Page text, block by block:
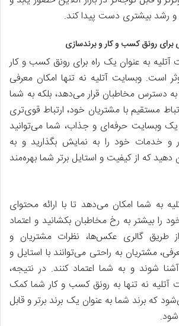
رشد بیشتری دست پیدا کند.
برای رونق کسب و کار و برندسازی
به عنوان یک راه برای رونق کسب و کار
است. وبسایت آتلیه نه تنها امکان معرفی
دسترس مخاطبان قرار می‌دهد، بلکه به شما
مستقیم با مشتریان خود، ارتباط قوی‌تری
یک وبسایت حرفه‌ای و جذاب، شما می‌توانید
و خدمات خود را به نمایش بگذارید و به
که از کیفیت و استایل برتر شما بهره‌مند
به شما امکان می‌دهد تا با ارائه محتوای
را بیشتر به رخ مخاطبان بکشانید و اعتماد
از طریق گالری عکس‌ها، نظرات مشتریان و
مشتریان به راحتی می‌توانند با استایل و
شوند و به شما اعتماد کنند. در نتیجه،
نه تنها به رونق کسب و کار شما کمک
که برند شما به عنوان یک برند برتر و قابل
شود.